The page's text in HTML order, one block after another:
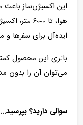
این اکسیژن‌ساز باعث
هوا، تا
ایده‌آل برای سفرها
می‌توان آن را بدون
سوالی دارید؟ بپرسید...